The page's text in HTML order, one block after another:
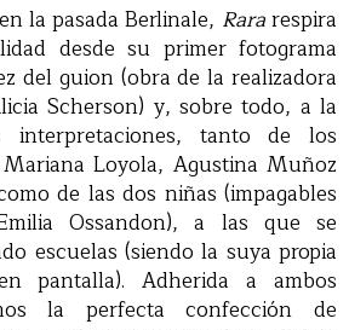
la pasada Berlinale, Rararespira
desde su primer fotograma
del guion (obra de la realizadora
Scherson) y, sobre todo, a la
interpretaciones, tanto de los
Loyola, Agustina Muñoz
de las dos niñas (impagables
Ossandon), a las que se
escuelas (siendo la suya propia
pantalla). Adherida a ambos
la perfecta confección de